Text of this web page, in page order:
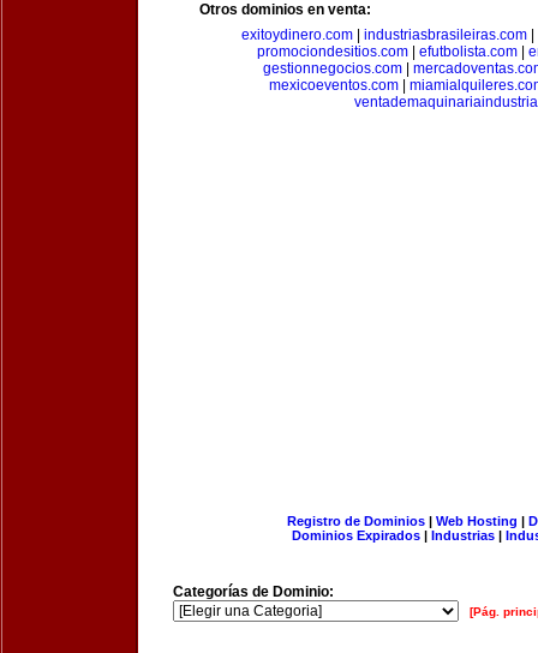
Otros dominios en venta:
exitoydinero.com
industriasbrasileiras.com
promociondesitios.com| efutbolista.com|
gestionnegocios.com
mexicoeventos.com
Registro de Dominios| Web Hosting |
Dominios Expirados | Industrias |
Categorías de Dominio:
[Pág.